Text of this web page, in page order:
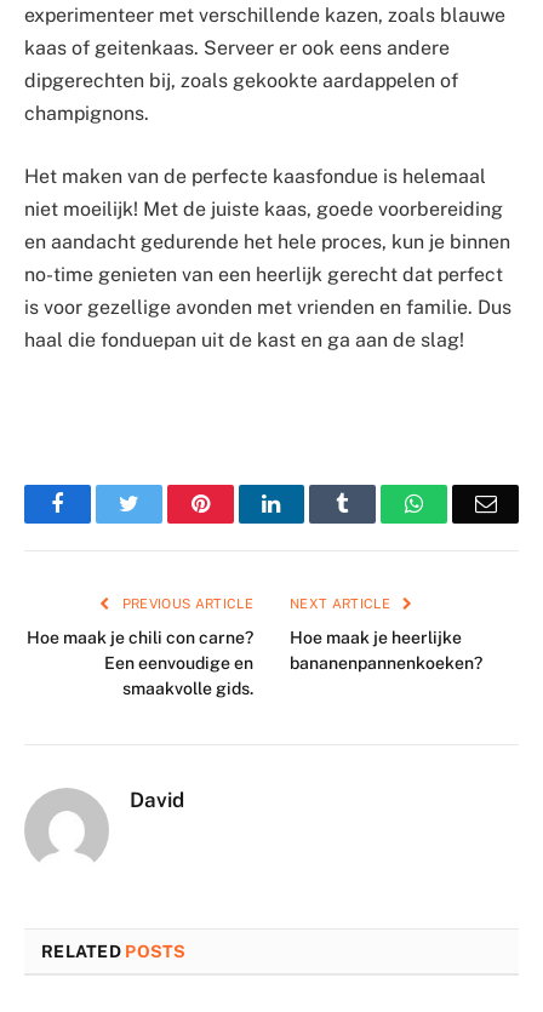
experimenteer met verschillende kazen, zoals blauwe
kaas of geitenkaas. Serveer er ook eens andere
dipgerechten bij, zoals gekookte aardappelen of
champignons.
Het maken van de perfecte kaasfondue is helemaal
niet moeilijk! Met de juiste kaas, goede voorbereiding
en aandacht gedurende het hele proces, kun je binnen
no-time genieten van een heerlijk gerecht dat perfect
is voor gezellige avonden met vrienden en familie. Dus
haal die fonduepan uit de kast en ga aan de slag!
FacebookTwitter PinterestLinkedIn Tumblr WhatsApp
PREVIOUS ARTICLE
Hoe maak je chili con carne?
Een eenvoudige en
smaakvolle gids.
NEXT ARTICLE
Hoe maak je heerlijke
bananenpannenkoeken?
David
RELATED POSTS